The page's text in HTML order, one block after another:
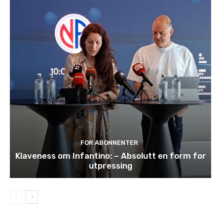
FOR ABONNENTER
Klaveness om Infantino: – Absolutt en form for
utpressing